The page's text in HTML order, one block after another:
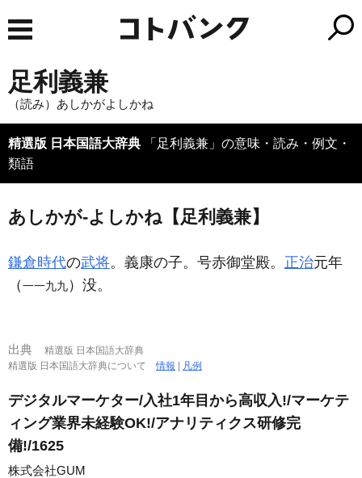
足利義兼
（読み）あしかがよしかね
精選版 日本国語大辞典 「足利義兼」の意味・読み・例文・
類語
あしかが‐よしかね【足利義兼】
鎌倉時代の武将。義康の子。号赤御堂殿。 正治元年
（一一九九）没。
出典
精選版 日本国語大辞典
精選版 日本国語大辞典について情報 凡例
デジタルマーケター/入社1年目から高収入!/マーケテ
ィング業界未経験OK!/アナリティクス研修完
備!/1625
株式会社GUM